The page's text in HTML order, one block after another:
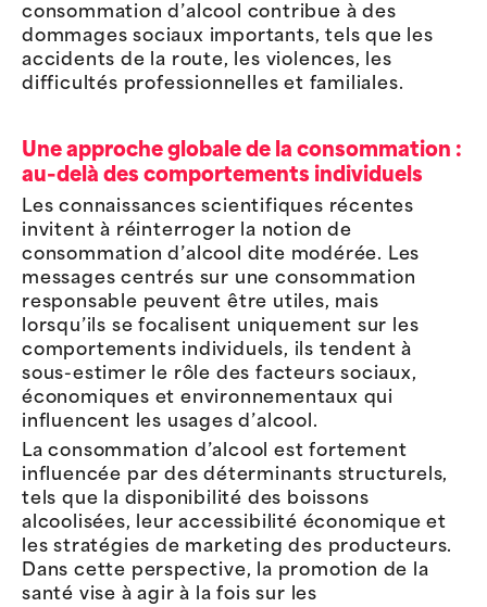
consommation d’alcool contribue à des
dommages sociaux importants, tels que les
accidents de la route, les violences, les
difficultés professionnelles et familiales.
Une approche globale de la consommation :
au-delà des comportements individuels
Les connaissances scientifiques récentes
invitent à réinterroger la notion de
consommation d’alcool dite modérée. Les
messages centrés sur une consommation
responsable peuvent être utiles, mais
lorsqu’ils se focalisent uniquement sur les
comportements individuels, ils tendent à
sous-estimer le rôle des facteurs sociaux,
économiques et environnementaux qui
influencent les usages d’alcool.
La consommation d’alcool est fortement
influencée par des déterminants structurels,
tels que la disponibilité des boissons
alcoolisées, leur accessibilité économique et
les stratégies de marketing des producteurs.
Dans cette perspective, la promotion de la
santé vise à agir à la fois sur les